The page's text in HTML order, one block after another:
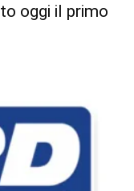
oggi il primo